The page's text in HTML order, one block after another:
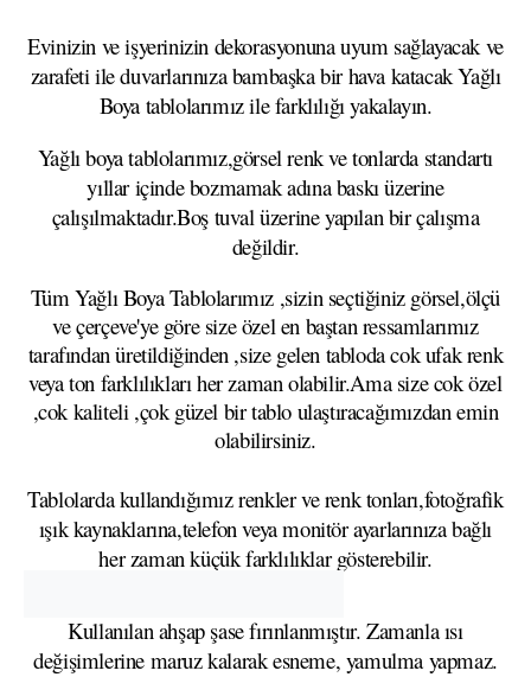
Evinizin ve işyerinizin dekorasyonuna uyum sağlayacak ve
zarafeti ile duvarlarınıza bambaşka bir hava katacak Yağlı
Boya tablolarımız ile farklılığı yakalayın.
Yağlı boya tablolarımız,görsel renk ve tonlarda standartı
yıllar içinde bozmamak adına baskı üzerine
çalışılmaktadır.Boş tuval üzerine yapılan bir çalışma
değildir.
Tüm Yağlı Boya Tablolarımız ,sizin seçtiğiniz görsel,ölçü
ve çerçeve'ye göre size özel en baştan ressamlarımız
tarafından üretildiğinden ,size gelen tabloda cok ufak renk
veya ton farklılıkları her zaman olabilir.Ama size cok özel
,cok kaliteli ,çok güzel bir tablo ulaştıracağımızdan emin
olabilirsiniz.
Tablolarda kullandığımız renkler ve renk tonları,fotoğrafik
ışık kaynaklarına,telefon veya monitör ayarlarınıza bağlı
her zaman küçük farklılıklar gösterebilir.
Kullanılan ahşap şase fırınlanmıştır. Zamanla ısı
değişimlerine maruz kalarak esneme, yamulma yapmaz.